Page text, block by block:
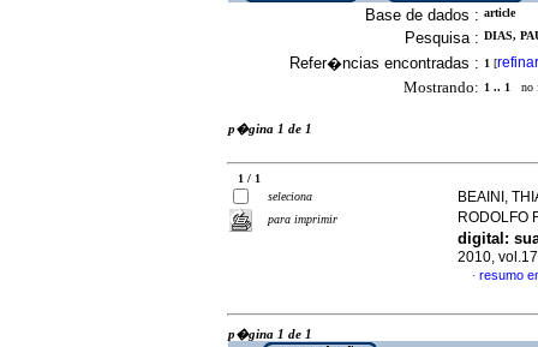
Base de dados : article
Pesquisa : DIAS,
Refer�ncias encontradas : 1 [refinar
Mostrando: 1 .. 1 no
p�gina 1 de 1
1 / 1
seleciona
para imprimir
BEAINI,
RODOLFO
digital:
2010,
· resumo
p�gina 1 de 1